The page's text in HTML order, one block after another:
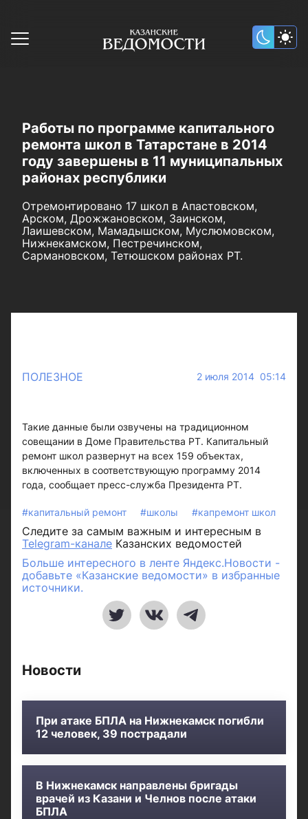
Работы по программе капитального
ремонта школ в Татарстане в 2014
году завершены в 11 муниципальных
районах республики
Отремонтировано 17 школ в Апастовском,
Арском, Дрожжановском, Заинском,
Лаишевском, Мамадышском, Муслюмовском,
Нижнекамском, Пестречинском,
Сармановском, Тетюшском районах РТ.
ПОЛЕЗНОЕ 2 июля 2014 05:14
Такие данные были озвучены на традиционном
совещании в Доме Правительства РТ. Капитальный
ремонт школ развернут на всех 159 объектах,
включенных в соответствующую программу 2014
года, сообщает пресс-служба Президента РТ.
#капитальный ремонт #школы #капремонт школ
Следите за самым важным и интересным в
Telegram-канале Казанских ведомостей
Больше интересного в ленте Яндекс.Новости -
добавьте «Казанские ведомости» в избранные
источники.
Новости
При атаке БПЛА на Нижнекамск погибли
12 человек, 39 пострадали
В Нижнекамск направлены бригады
врачей из Казани и Челнов после атаки
БПЛА